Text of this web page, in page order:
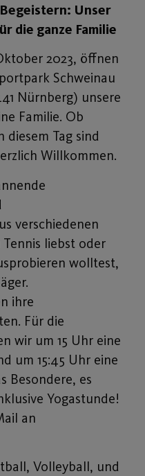
Unser
die ganze Familie
2023, öffnen
Schweinau
Nürnberg) unsere
Familie. Ob
Tag sind
Willkommen.
verschiedenen
liebst oder
wolltest,
ihre
Für die
wir um 15 Uhr eine
um 15:45 Uhr eine
Besondere, es
Yogastunde!
an
Volleyball, und